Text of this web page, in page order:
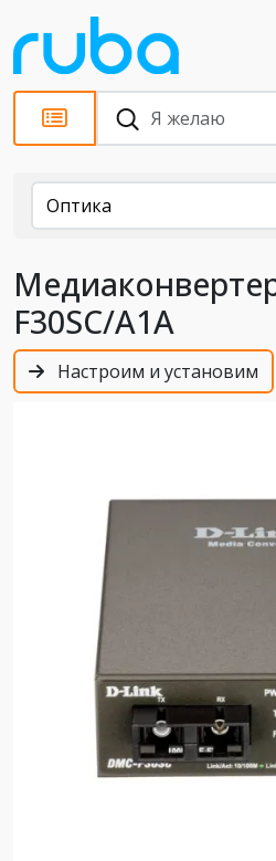
Каталог
Оптика
F30SC/A1A
Настроим и установим